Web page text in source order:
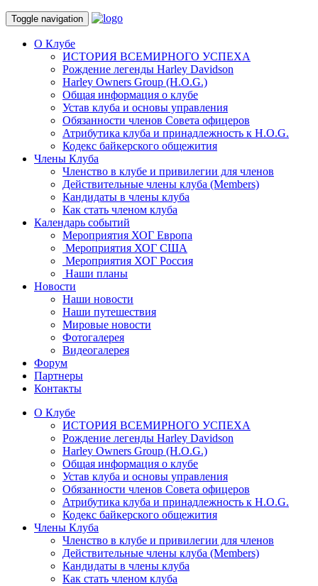
Toggle navigation
О Клубе
ИСТОРИЯ ВСЕМИРНОГО УСПЕХА
Рождение легенды Harley Davidson
Harley Owners Group (H.O.G.)
Общая информация о клубе
Устав клуба и основы управления
Обязанности членов Совета офицеров
Атрибутика клуба и принадлежность к H.O.G.
Кодекс байкерского общежития
Члены Клуба
Членство в клубе и привилегии для членов
Действительные члены клуба (Members)
Кандидаты в члены клуба
Как стать членом клуба
Календарь событий
Мероприятия ХОГ Европа
Мероприятия ХОГ США
Мероприятия ХОГ Россия
Наши планы
Новости
Наши новости
Наши путешествия
Мировые новости
Фотогалерея
Видеогалерея
Форум
Партнеры
Контакты
О Клубе
ИСТОРИЯ ВСЕМИРНОГО УСПЕХА
Рождение легенды Harley Davidson
Harley Owners Group (H.O.G.)
Общая информация о клубе
Устав клуба и основы управления
Обязанности членов Совета офицеров
Атрибутика клуба и принадлежность к H.O.G.
Кодекс байкерского общежития
Члены Клуба
Членство в клубе и привилегии для членов
Действительные члены клуба (Members)
Кандидаты в члены клуба
Как стать членом клуба